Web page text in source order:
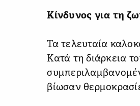
Κίνδυνος για τη
Τα τελευταία
Κατά τη διάρκεια
βίωσαν